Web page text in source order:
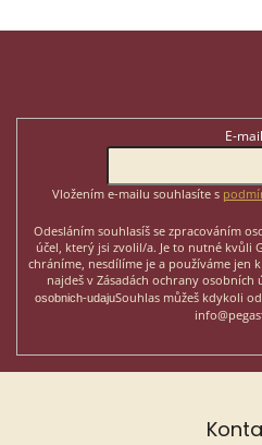
E-mail
Vložením e-mailu souhlasíte s
Odesláním souhlasíš se zpracováním
účel, který jsi zvolil/a. Je to nutné kvůli
chráníme, nesdílíme je a používáme jen
najdeš v Zásadách ochrany osobních
osobnich-udajuSouhlas můžeš kdykoli